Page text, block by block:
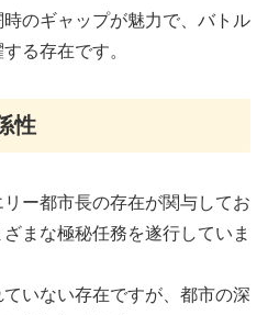
のギャップが魅力で、バトル
る存在です。
性
ー都市長の存在が関与してお
まな極秘任務を遂行していま
いない存在ですが、都市の深